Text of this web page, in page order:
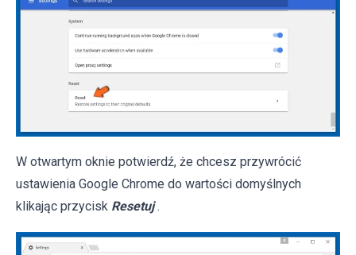
W otwartym oknie potwierdź, że chcesz przywrócić
ustawienia Google Chrome do wartości domyślnych
klikając przycisk Resetuj .